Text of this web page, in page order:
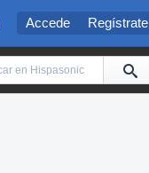
Accede Regístrate